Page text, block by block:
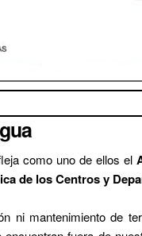
como uno de ellos el
de los Centros y
ni mantenimiento de